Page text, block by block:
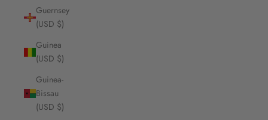
Guernsey
(USD $)
Guinea
(USD $)
Guinea-
Bissau
(USD $)